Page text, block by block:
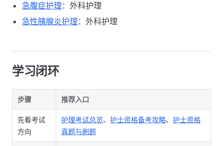
急腹症护理 ：外科护理
急性胰腺炎护理 ：外科护理
学习闭环
步骤 推荐入口
先看考试
方向
护理考试总览、 护士资格备考攻略、 护士资格
真题与刷题